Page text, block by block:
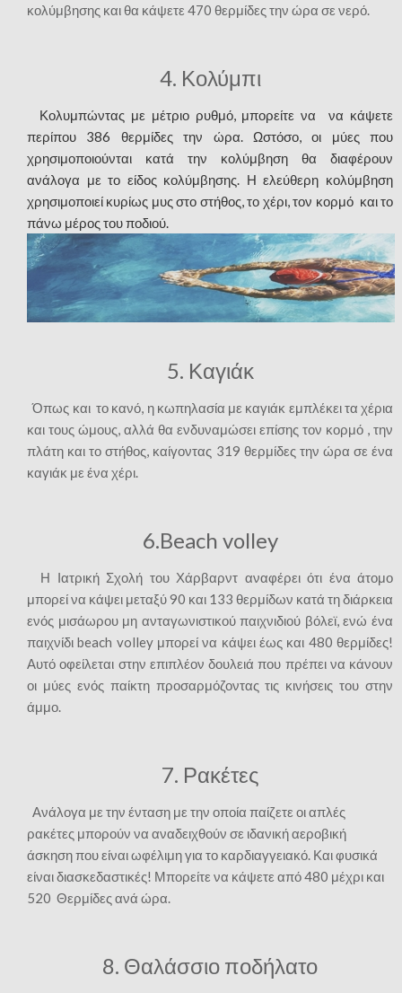
κολύμβησης και θα κάψετε 470 θερμίδες την ώρα σε νερό.
4. Κολύμπι
Κολυμπώντας με μέτριο ρυθμό, μπορείτε να να κάψετε
περίπου 386 θερμίδες την ώρα. Ωστόσο, οι μύες που
χρησιμοποιούνται κατά την κολύμβηση θα διαφέρουν
ανάλογα με το είδος κολύμβησης. Η ελεύθερη κολύμβηση
χρησιμοποιεί κυρίως μυς στο στήθος, το χέρι, τον κορμό και το
πάνω μέρος του ποδιού.
5. Καγιάκ
Όπως και το κανό, η κωπηλασία με καγιάκ εμπλέκει τα χέρια
και τους ώμους, αλλά θα ενδυναμώσει επίσης τον κορμό , την
πλάτη και το στήθος, καίγοντας 319 θερμίδες την ώρα σε ένα
καγιάκ με ένα χέρι.
6.Beach volley
Η Ιατρική Σχολή του Χάρβαρντ αναφέρει ότι ένα άτομο
μπορεί να κάψει μεταξύ 90 και 133 θερμίδων κατά τη διάρκεια
ενός μισάωρου μη ανταγωνιστικού παιχνιδιού βόλεϊ, ενώ ένα
παιχνίδι beach volley μπορεί να κάψει έως και 480 θερμίδες!
Αυτό οφείλεται στην επιπλέον δουλειά που πρέπει να κάνουν
οι μύες ενός παίκτη προσαρμόζοντας τις κινήσεις του στην
άμμο.
7. Ρακέτες
Ανάλογα με την ένταση με την οποία παίζετε οι απλές
ρακέτες μπορούν να αναδειχθούν σε ιδανική αεροβική
άσκηση που είναι ωφέλιμη για το καρδιαγγειακό. Και φυσικά
είναι διασκεδαστικές! Μπορείτε να κάψετε από 480 μέχρι και
520 Θερμίδες ανά ώρα.
8. Θαλάσσιο ποδήλατο